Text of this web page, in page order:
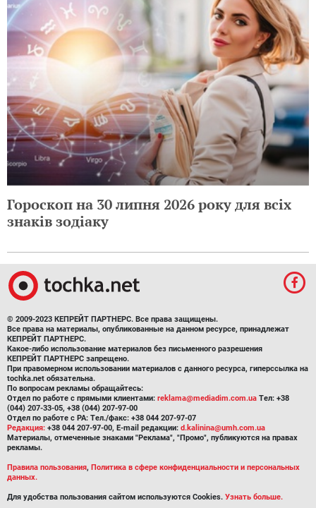
Гороскоп на 30 липня 2026 року для всіх
знаків зодіаку
© 2009-2023 КЕПРЕЙТ ПАРТНЕРС. Все права защищены.
Все права на материалы, опубликованные на данном ресурсе, принадлежат
КЕПРЕЙТ ПАРТНЕРС.
Какое-либо использование материалов без письменного разрешения
КЕПРЕЙТ ПАРТНЕРС запрещено.
При правомерном использовании материалов с данного ресурса, гиперссылка на
tochka.net обязательна.
По вопросам рекламы обращайтесь:
Отдел по работе с прямыми клиентами: reklama@mediadim.com.ua Тел: +38
(044) 207-33-05, +38 (044) 207-97-00
Отдел по работе с РА: Тел./факс: +38 044 207-97-07
Редакция: +38 044 207-97-00, E-mail редакции: d.kalinina@umh.com.ua
Материалы, отмеченные знаками "Реклама", "Промо", публикуются на правах
рекламы.
Правила пользования, Политика в сфере конфиденциальности и персональных
данных.
Для удобства пользования сайтом используются Cookies. Узнать больше.